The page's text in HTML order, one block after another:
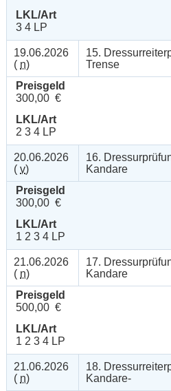
LKL/Art
3 4 LP
19.06.2026
( n)
15.
Trense
Preisgeld
300,00 €
LKL/Art
2 3 4 LP
20.06.2026
( v)
16.
Kandare
Preisgeld
300,00 €
LKL/Art
1 2 3 4 LP
21.06.2026
( n)
17.
Kandare
Preisgeld
500,00 €
LKL/Art
1 2 3 4 LP
21.06.2026
( n)
18.
Kandare-